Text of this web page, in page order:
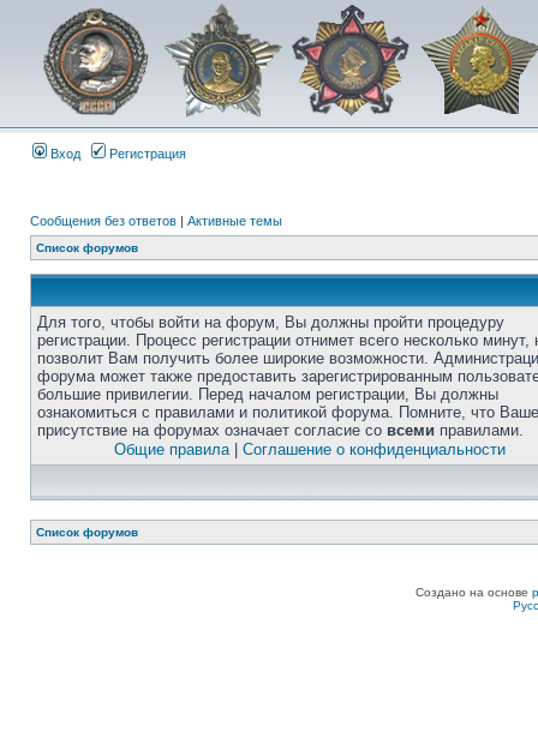
Вход Регистрация
Сообщения без ответов | Активные темы
Список форумов
Для того, чтобы войти на форум, Вы должны пройти процедуру
регистрации. Процесс регистрации отнимет всего несколько минут,
позволит Вам получить более широкие возможности.
форума может также предоставить зарегистрированным
большие привилегии. Перед началом регистрации, Вы должны
ознакомиться с правилами и политикой форума. Помните, что Ваше
присутствие на форумах означает согласие со всеми правилами.
Общие правила| Соглашение о конфиденциальности
Список форумов
Создано на основе